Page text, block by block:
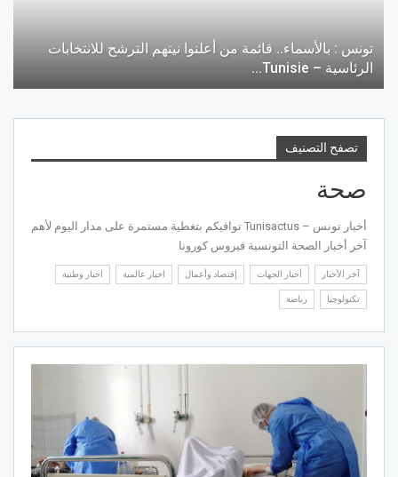
تونس : بالأسماء.. قائمة من أعلنوا نيتهم الترشح للانتخابات
الرئاسية – Tunisie…
تصفح التصنيف
صحة
أخبار تونس – Tunisactus توافيكم بتغطية مستمرة على مدار اليوم لأهم
آخر أخبار الصحة التونسية فيروس كورونا
آخر الأخبار أخبار الجهات إقتصاد وأعمال اخبار عالمية اخبار وطنية
تكنولوجيا رياضة